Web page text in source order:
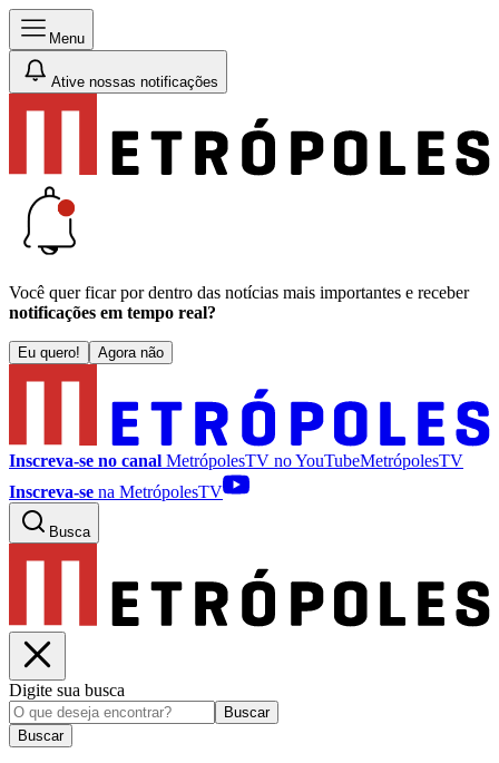
Menu
Ative nossas notificações
Você quer ficar por dentro das notícias mais importantes e receber
notificações em tempo real?
Eu quero! Agora não
Inscreva-se no canal MetrópolesTV noYouTubeMetrópolesTV
Inscreva-se na MetrópolesTV
Busca
Digite sua busca
Buscar
Buscar